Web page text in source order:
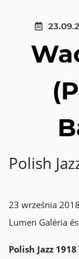
Polish
23 września
Lumen Galéria
Polish Jazz